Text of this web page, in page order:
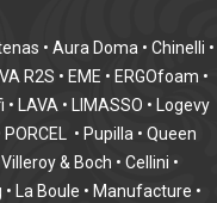
• Aura Doma • Chinelli •
R2S • EME • ERGOfoam •
• LAVA • LIMASSO • Logevy
PORCEL • Pupilla • Queen
Villeroy & Boch • Cellini •
• La Boule • Manufacture •